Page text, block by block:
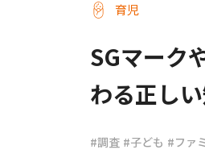
育児
SGマーク
わる正し
#調査 #子ども #ファ